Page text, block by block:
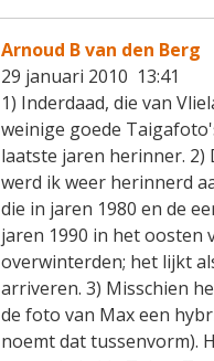
Arnoud B van den Berg
29 januari 2010 13:41
1) Inderdaad, die van
weinige goede
laatste jaren herinner. 2)
werd ik weer herinnerd
die in jaren 1980 en de
jaren 1990 in het oosten
overwinterden; het lijkt
arriveren. 3) Misschien
de foto van Max een
noemt dat tussenvorm).